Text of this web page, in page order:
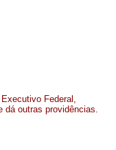
Federal,
dá outras providências.